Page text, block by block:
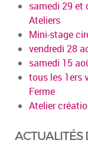
samedi 29 et
Ateliers
Mini-stage
vendredi 28
samedi 15
tous les 1ers
Ferme
Atelier
ACTUALITÉS